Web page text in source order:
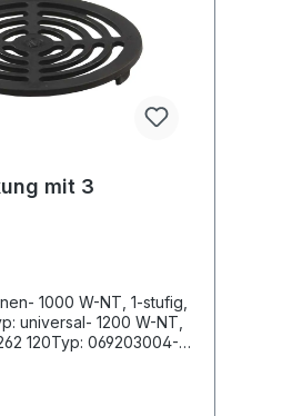
mit 3
1000 W-NT, 1-stufig,
universal- 1200 W-NT,
120Typ: 069203004-